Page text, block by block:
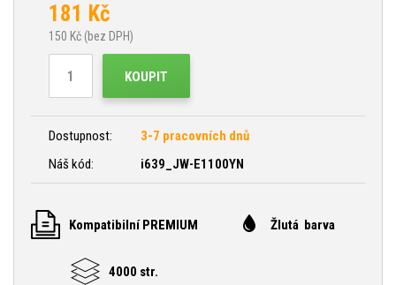
181 Kč
150 Kč (bez DPH)
KOUPIT
Dostupnost:
3-7 pracovních dnů
Náš kód:
i639_JW-E1100YN
Kompatibilní PREMIUM Žlutá barva
4000 str.